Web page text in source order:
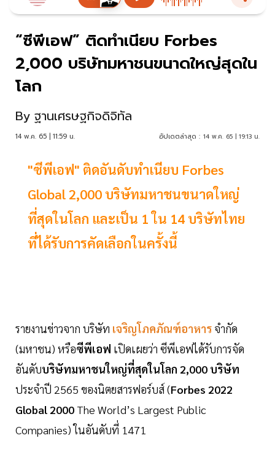
“ซีพีเอฟ” ติดทำเนียบ Forbes
2,000 บริษัทมหาชนขนาดใหญ่สุดใน
โลก
By ฐานเศรษฐกิจดิจิทัล
14 พ.ค. 65 | 11:59 น. อัปเดตล่าสุด : 14 พ.ค. 65 | 19:13 น.
"ซีพีเอฟ" ติดอันดับทำเนียบ Forbes
Global 2,000 บริษัทมหาชนขนาดใหญ่
ที่สุดในโลก และเป็น 1 ใน 14 บริษัทไทย
ที่ได้รับการคัดเลือกในครั้งนี้
รายงานข่าวจาก บริษัท เจริญโภคภัณฑ์อาหาร จำกัด
(มหาชน) หรือซีพีเอฟ เปิดเผยว่า ซีพีเอฟได้รับการจัด
อันดับบริษัทมหาชนใหญ่ที่สุดในโลก 2,000 บริษัท
ประจำปี 2565 ของนิตยสารฟอร์บส์ (Forbes 2022
Global 2000 The World’s Largest Public
Companies) ในอันดับที่ 1471